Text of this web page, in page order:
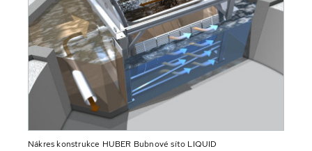
Nákres konstrukce HUBER Bubnové síto LIQUID